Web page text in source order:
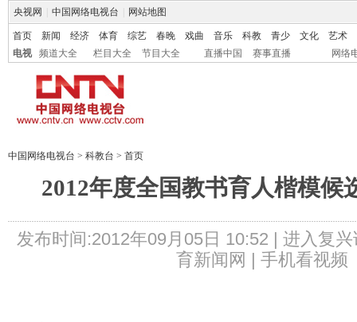
央视网 中国网络电视台 网站地图
首页 新闻 经济 体育 综艺 春晚 戏曲 音乐 科教 青少 文化
艺术
电视
频道大全 栏目大全 节目大全 直播中国 赛事直播 网络
中国网络电视台 > 科教台 > 首页
2012年度全国教书育人楷模候
发布时间:2012年09月05日 10:52 | 进入复兴
育新闻网 | 手机看视频